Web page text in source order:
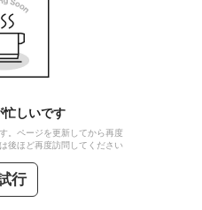
忙しいです
。ページを更新してから再度
後ほど再度訪問してください
行